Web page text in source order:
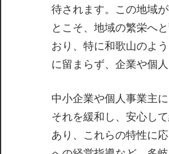
待されます。この地域
とこそ、地域の繁栄へ
おり、特に和歌山のよ
に留まらず、企業や個
中小企業や個人事業主
それを緩和し、安心し
あり、これらの特性に